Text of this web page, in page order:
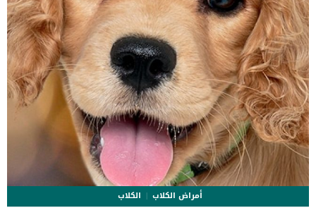
أمراض الكلاب
الكلاب